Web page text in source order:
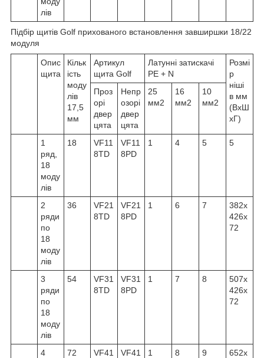
лів
Підбір щитів Golf прихованого встановлення завширшки 18/22
модуля
Опис
щита
Кільк
ість
моду
лів
17,5
мм
Артикул
щита Golf
Латунні затискачі
PE + N
Розмі
р
ніші
в мм
(ВхШ
хГ)
Проз
орі
двер
цята
Непр
озорі
двер
цята
25
мм2
16
мм2
10
мм2
1
ряд,
18
моду
лів
18
VF11
8TD
VF11
8PD
1 4 5 5
2
ряди
по
18
моду
лів
36
VF21
8TD
VF21
8PD
1 6 7
382x
426x
72
3
ряди
по
18
моду
лів
54
VF31
8TD
VF31
8PD
1 7 8
507x
426x
72
4
72
VF41
VF41
1 8 9
652x